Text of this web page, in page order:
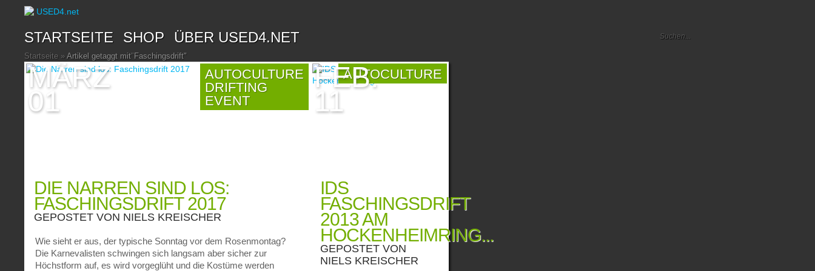
STARTSEITE SHOP ÜBER USED4.NET
Startseite » Artikel getaggt mit"Faschingsdrift"
AUTOCULTURE
DRIFTING
EVENT
MÄRZ
01
DIE NARREN SIND LOS:
FASCHINGSDRIFT 2017
GEPOSTET VON NIELS KREISCHER
Wie sieht er aus, der typische Sonntag vor dem Rosenmontag?
Die Karnevalisten schwingen sich langsam aber sicher zur
Höchstform auf, es wird vorgeglüht und die Kostüme werden
AUTOCULTURE
FEB.
11
IDS
FASCHINGSDRIFT
2013 AM
HOCKENHEIMRING...
GEPOSTET VON
NIELS KREISCHER